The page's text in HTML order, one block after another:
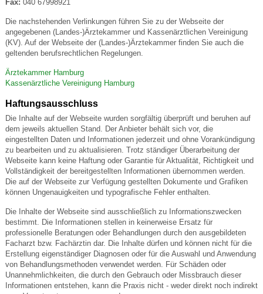
Fax: 040 67998921
Die nachstehenden Verlinkungen führen Sie zu der Webseite der
angegebenen (Landes-)Ärztekammer und Kassenärztlichen Vereinigung
(KV). Auf der Webseite der (Landes-)Ärztekammer finden Sie auch die
geltenden berufsrechtlichen Regelungen.
Ärztekammer Hamburg
Kassenärztliche Vereinigung Hamburg
Haftungsausschluss
Die Inhalte auf der Webseite wurden sorgfältig überprüft und beruhen auf
dem jeweils aktuellen Stand. Der Anbieter behält sich vor, die
eingestellten Daten und Informationen jederzeit und ohne Vorankündigung
zu bearbeiten und zu aktualisieren. Trotz ständiger Überarbeitung der
Webseite kann keine Haftung oder Garantie für Aktualität, Richtigkeit und
Vollständigkeit der bereitgestellten Informationen übernommen werden.
Die auf der Webseite zur Verfügung gestellten Dokumente und Grafiken
können Ungenauigkeiten und typografische Fehler enthalten.
Die Inhalte der Webseite sind ausschließlich zu Informationszwecken
bestimmt. Die Informationen stellen in keinerweise Ersatz für
professionelle Beratungen oder Behandlungen durch den ausgebildeten
Facharzt bzw. Fachärztin dar. Die Inhalte dürfen und können nicht für die
Erstellung eigenständiger Diagnosen oder für die Auswahl und Anwendung
von Behandlungsmethoden verwendet werden. Für Schäden oder
Unannehmlichkeiten, die durch den Gebrauch oder Missbrauch dieser
Informationen entstehen, kann die Praxis nicht - weder direkt noch indirekt